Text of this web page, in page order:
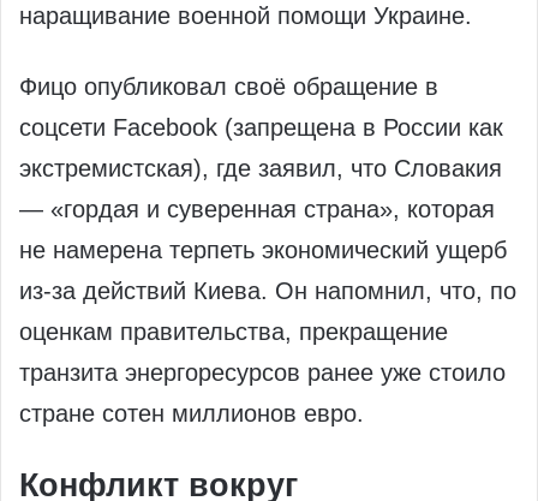
наращивание военной помощи Украине.
Фицо опубликовал своё обращение в
соцсети Facebook (запрещена в России как
экстремистская), где заявил, что Словакия
— «гордая и суверенная страна», которая
не намерена терпеть экономический ущерб
из‑за действий Киева. Он напомнил, что, по
оценкам правительства, прекращение
транзита энергоресурсов ранее уже стоило
стране сотен миллионов евро.
Конфликт вокруг